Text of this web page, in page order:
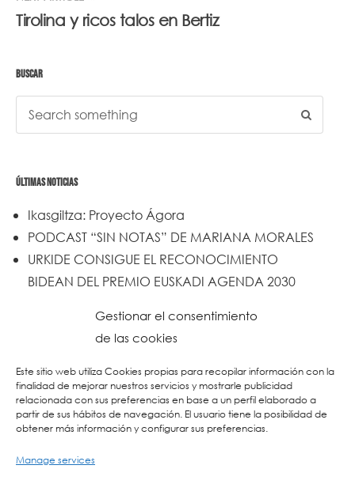
Gestionar el consentimiento
de las cookies
Este sitio web utiliza Cookies propias para recopilar información con la
finalidad de mejorar nuestros servicios y mostrarle publicidad
relacionada con sus preferencias en base a un perfil elaborado a
partir de sus hábitos de navegación. El usuario tiene la posibilidad de
obtener más información y configurar sus preferencias.
Manage services
Tirolina y ricos talos en Bertiz
BUSCAR
ÚLTIMAS NOTICIAS
Ikasgiltza: Proyecto Ágora
PODCAST “SIN NOTAS” DE MARIANA MORALES
URKIDE CONSIGUE EL RECONOCIMIENTO
BIDEAN DEL PREMIO EUSKADI AGENDA 2030
Urkide en Cadena SER